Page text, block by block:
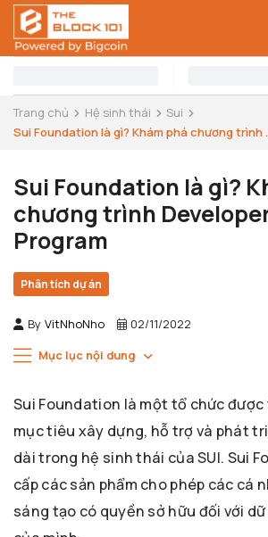
Trang chủ Hệ sinh thái
Sui
Sui Foundation là gì? Khám phá chương trình
Sui Foundation là gì?
chương trình
Program
Phân tích dự án
By VitNhoNho 02/11/2022
Mục lục nội dung
Sui Foundation là một tổ chức được
mục tiêu xây dựng, hỗ trợ và phát
dài trong hệ sinh thái của SUI. Sui
cấp các sản phẩm cho phép các cá
sáng tạo có quyền sở hữu đối với